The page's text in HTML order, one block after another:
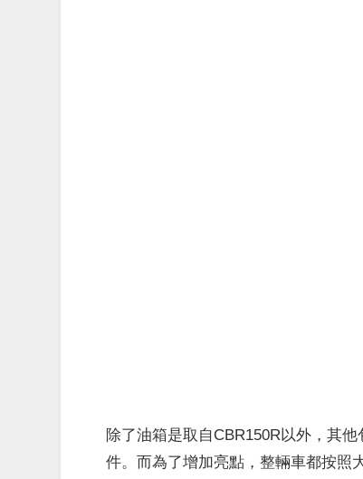
除了油箱是取自CBR150R以外，其
件。而為了增加亮點，整輛車都按照